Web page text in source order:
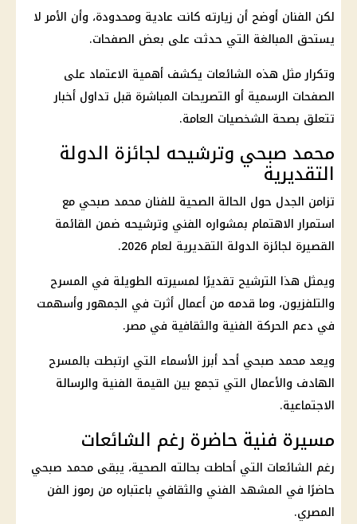
لكن الفنان أوضح أن زيارته كانت عادية ومحدودة، وأن الأمر لا
يستحق المبالغة التي حدثت على بعض الصفحات.
وتكرار مثل هذه الشائعات يكشف أهمية الاعتماد على
الصفحات الرسمية أو التصريحات المباشرة قبل تداول أخبار
تتعلق بصحة الشخصيات العامة.
محمد صبحي وترشيحه لجائزة الدولة
التقديرية
تزامن الجدل حول الحالة الصحية للفنان محمد صبحي مع
استمرار الاهتمام بمشواره الفني وترشيحه ضمن القائمة
القصيرة لجائزة الدولة التقديرية لعام 2026.
ويمثل هذا الترشيح تقديرًا لمسيرته الطويلة في المسرح
والتلفزيون، وما قدمه من أعمال أثرت في الجمهور وأسهمت
في دعم الحركة الفنية والثقافية في مصر.
ويعد محمد صبحي أحد أبرز الأسماء التي ارتبطت بالمسرح
الهادف والأعمال التي تجمع بين القيمة الفنية والرسالة
الاجتماعية.
مسيرة فنية حاضرة رغم الشائعات
رغم الشائعات التي أحاطت بحالته الصحية، يبقى محمد صبحي
حاضرًا في المشهد الفني والثقافي باعتباره من رموزالفن
المصري.